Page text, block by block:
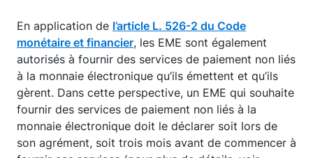
En application de l’article L. 526-2 du Code
monétaire et financier, les EME sont également
autorisés à fournir des services de paiement non liés
à la monnaie électronique qu’ils émettent et qu’ils
gèrent. Dans cette perspective, un EME qui souhaite
fournir des services de paiement non liés à la
monnaie électronique doit le déclarer soit lors de
son agrément, soit trois mois avant de commencer à